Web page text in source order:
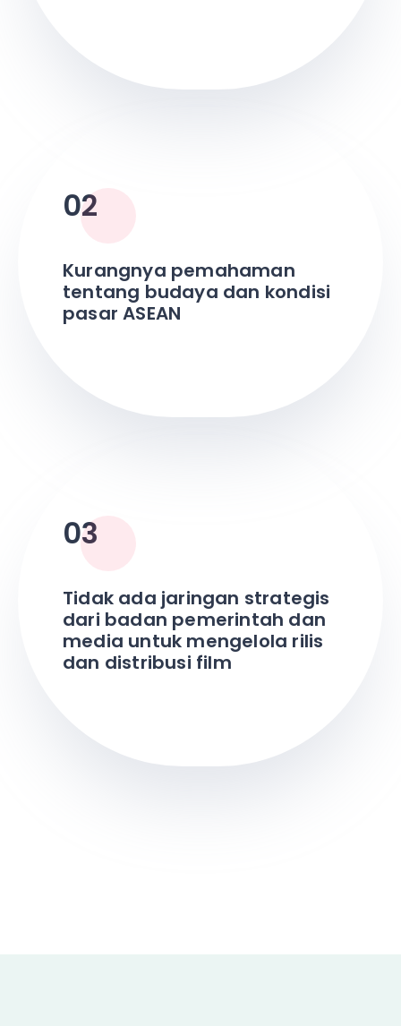
02
Kurangnya pemahaman
tentang budaya dan kondisi
pasar ASEAN
03
Tidak ada jaringan strategis
dari badan pemerintah dan
media untuk mengelola rilis
dan distribusi film